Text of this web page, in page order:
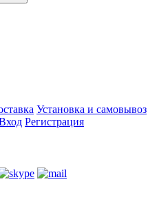
Установка и самовывоз
Регистрация